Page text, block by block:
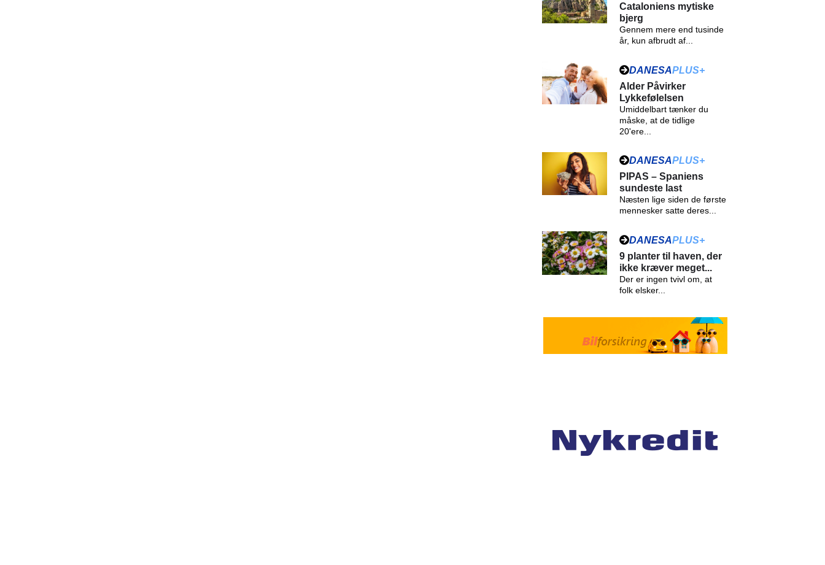
Cataloniens mytiske
bjerg
Gennem mere end tusinde
år, kun afbrudt af...
DANESAPLUS+
Alder Påvirker
Lykkefølelsen
Umiddelbart tænker du
måske, at de tidlige
20'ere...
DANESAPLUS+
PIPAS – Spaniens
sundeste last
Næsten lige siden de første
mennesker satte deres...
DANESAPLUS+
9 planter til haven, der
ikke kræver meget...
Der er ingen tvivl om, at
folk elsker...